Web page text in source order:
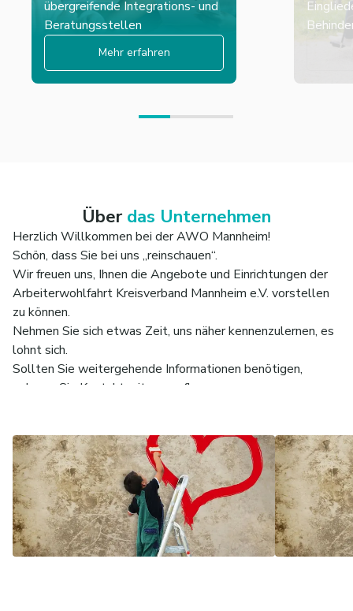
übergreifende Integrations- und
Beratungsstellen
Mehr erfahren
Über das Unternehmen
Herzlich Willkommen bei der AWO Mannheim!
Schön, dass Sie bei uns „reinschauen“.
Wir freuen uns, Ihnen die Angebote und Einrichtungen der
Arbeiterwohlfahrt Kreisverband Mannheim e.V. vorstellen
zu können.
Nehmen Sie sich etwas Zeit, uns näher kennenzulernen, es
lohnt sich.
Sollten Sie weitergehende Informationen benötigen,
nehmen Sie Kontakt mit uns auf!
liegen. Unsere Angebote sind so vielfältig wie der Alltag
der Menschen mit denen und für die wir arbeiten.
Zu den Kernkompetenzen des Kreisverbandes Mannheim
e.V. gehören die Fachbereiche:
--- Kaufmännische Verwaltung – Fachbereichsleitung: Oliver
Blatz
--- Leben im Alter – Fachbereichsleitung: Manuela Wieland